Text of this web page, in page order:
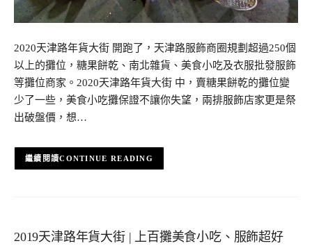
2020天津路年貨大街 開跑了，天津路服飾商圈規劃超過250個
以上的攤位，糖果餅乾、南北雜貨、美食小吃及衣服批發服飾
等攤位商家。2020天津路年貨大街 中，賣糖果餅乾的攤位變
少了一些，美食小吃攤保證不讓你失望，兩排服飾店家更是祭
出破盤價，想…
CONTINUE READING
2019天津路年貨大街 | 上百攤美食小吃、服飾超好